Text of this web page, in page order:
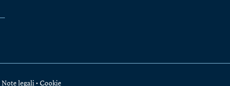
Note legali • Cookie